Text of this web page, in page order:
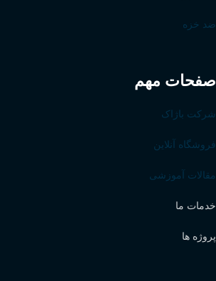
ضد خزه
صفحات مهم
شرکت باژاک
فروشگاه آنلاین
مقالات آموزشی
خدمات ما
پروژه ها